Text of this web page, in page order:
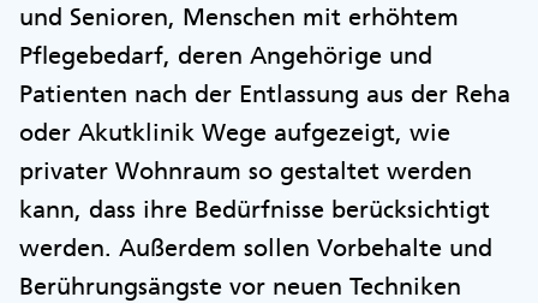
und Senioren, Menschen mit erhöhtem
Pflegebedarf, deren Angehörige und
Patienten nach der Entlassung aus der Reha
oder Akutklinik Wege aufgezeigt, wie
privater Wohnraum so gestaltet werden
kann, dass ihre Bedürfnisse berücksichtigt
werden. Außerdem sollen Vorbehalte und
Berührungsängste vor neuen Techniken